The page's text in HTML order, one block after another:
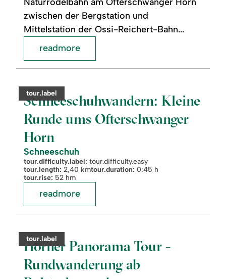
zwischen der Bergstation und
Mittelstation der Ossi-Reichert-Bahn...
readmore
category:
tour.label
Schneeschuhwandern: Kleine
Runde ums Ofterschwanger
Horn
Schneeschuh
tour.difficulty.label: tour.difficulty.easy
tour.length: 2,40 kmtour.duration: 0:45 h
tour.rise: 52 hm
readmore:
Kleine
Runde
ums
Ofterschwanger
Horn
readmore
category:
tour.label
Hörner Panorama Tour -
Rundwanderung ab
readmore:
Panorama
Tour
Rundwanderung